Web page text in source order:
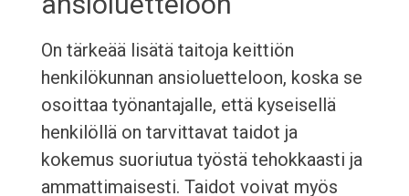
On tärkeää lisätä taitoja keittiön
henkilökunnan ansioluetteloon, koska se
osoittaa työnantajalle, että kyseisellä
henkilöllä on tarvittavat taidot ja
kokemus suoriutua työstä tehokkaasti ja
ammattimaisesti. Taidot voivat myös